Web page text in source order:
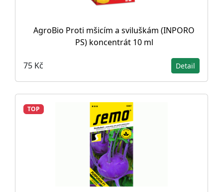
AgroBio Proti mšicím a sviluškám (INPORO
PS) koncentrát 10 ml
75 Kč Detail
TOP